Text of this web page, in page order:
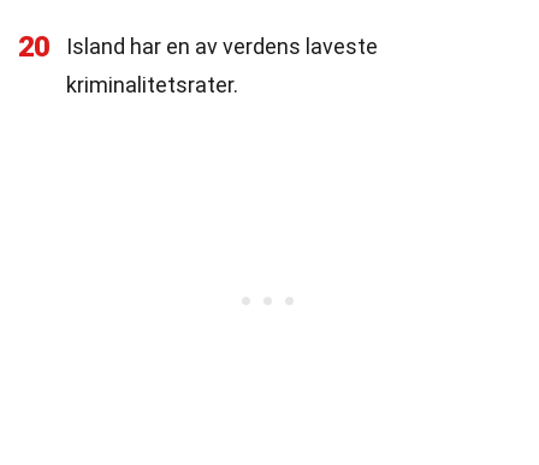
20
Island har en av verdens laveste
kriminalitetsrater.